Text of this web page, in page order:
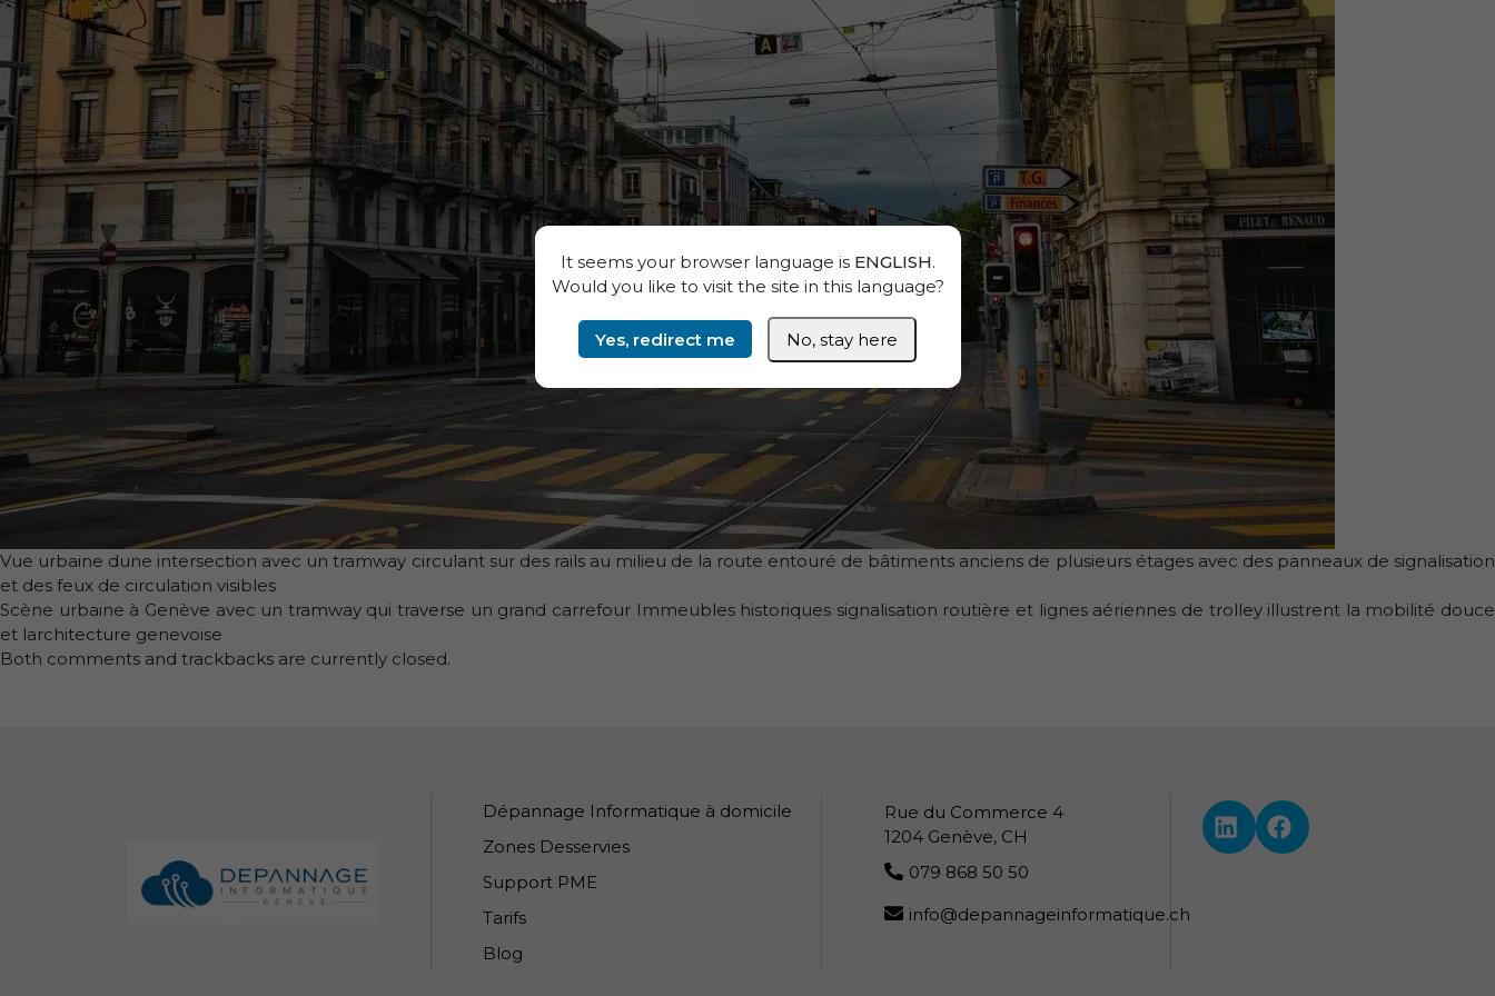
Vue urbaine dune intersection avec un tramway circulant sur des rails au milieu de la route entouré de bâtiments anciens de plusieurs étages avec des panneaux de signalisation
et des feux de circulation visibles
Scène urbaine à Genève avec un tramway qui traverse un grand carrefour Immeubles historiques signalisation routière et lignes aériennes de trolley illustrent la mobilité douce
et larchitecture genevoise
Both comments and trackbacks are currently closed.
Informations de pied de pageDépannage Informatique à domicile
Zones Desservies
Support PME
Tarifs
Blog
Rue du Commerce 4
1204 Genève, CH
079 868 50 50
info@depannageinformatique.ch
LinkedIn — i4M Services
Facebook
It seems your browser language is ENGLISH.
Would you like to visit the site in this language?
Yes, redirect me No, stay here